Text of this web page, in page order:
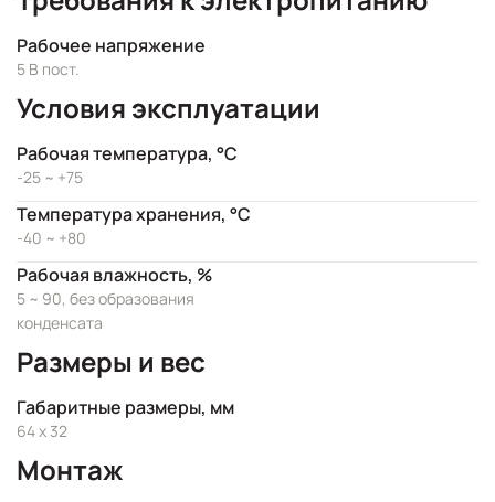
Рабочее напряжение
5 В пост.
Условия эксплуатации
Рабочая температура, °C
-25 ~ +75
Температура хранения, °C
-40 ~ +80
Рабочая влажность, %
5 ~ 90, без образования
конденсата
Размеры и вес
Габаритные размеры, мм
64 x 32
Монтаж